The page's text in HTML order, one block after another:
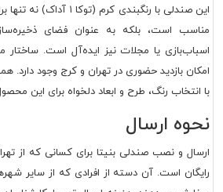
این صندلی با رنگبندی کرم
مناسب است، بلکه به عنوان فضای
اسباب‌بازی یا مجلات نیز ایده‌آل است. ساختار
امکان بازدید حضوری در تهران و کرج وجود دارد.
با انتخاب رنگ، طرح و ابعاد دلخواه برای این
نحوه ارسال
ارسال و نصب صندلی بنیتا برای کسانی که از
رایگان است. آن دسته از افرادی که از سایر